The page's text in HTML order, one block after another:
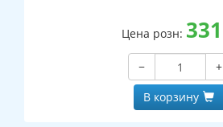
Цена розн: 331
−
+
В корзину